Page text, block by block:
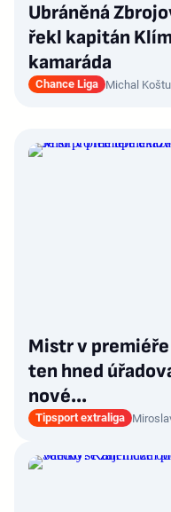
Ubráněná
řekl kapitán
kamaráda
Chance Liga Michal
Mistr v
ten hned
nové…
Tipsport extraliga